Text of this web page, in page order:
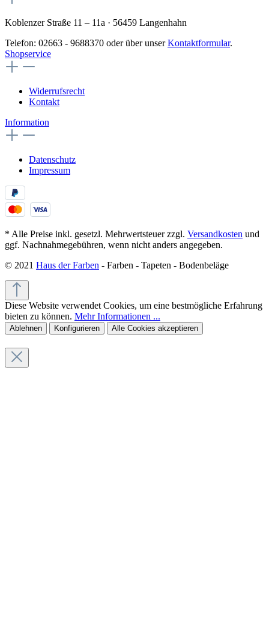
Koblenzer Straße 11 – 11a · 56459 Langenhahn
Telefon: 02663 - 9688370 oder über unserKontaktformular.
Shopservice
Widerrufsrecht
Kontakt
Information
Datenschutz
Impressum
* Alle Preise inkl. gesetzl. Mehrwertsteuer zzgl. Versandkosten und
ggf. Nachnahmegebühren, wenn nicht anders angegeben.
© 2021 Haus der Farben - Farben - Tapeten - Bodenbeläge
Diese Website verwendet Cookies, um eine bestmögliche Erfahrung
bieten zu können. Mehr Informationen ...
Ablehnen Konfigurieren Alle Cookies akzeptieren